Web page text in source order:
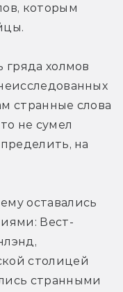
которым
гряда холмов
странные слова
не сумел
на
оставались
Вест-
столицей
странными